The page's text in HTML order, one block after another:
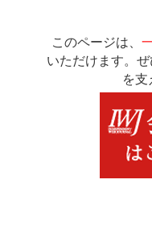
このページは、
いただけます。
を支